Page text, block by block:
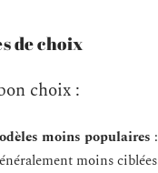
de choix
choix :
moins populaires
moins